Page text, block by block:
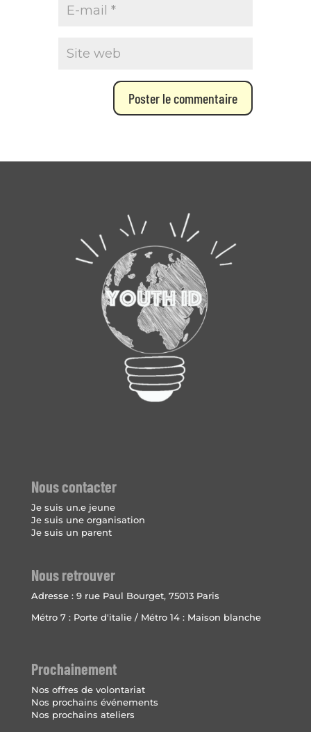
Nous contacter
Je suis un.e jeune
Je suis une organisation
Je suis un parent
Nous retrouver
Adresse : 9 rue Paul Bourget, 75013 Paris
Métro 7 : Porte d'italie / Métro 14 : Maison blanche
Prochainement
Nos offres de volontariat
Nos prochains événements
Nos prochains ateliers